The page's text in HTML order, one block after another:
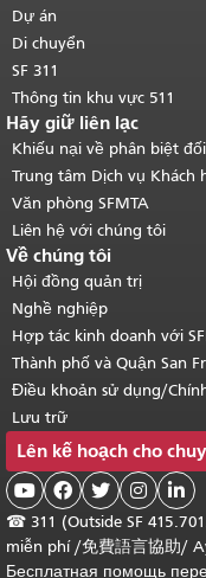
chính.
Dự án
Di chuyển
SF 311
Thông tin khu vực 511
Hãy giữ liên lạc
Khiếu nại về phân biệt
Trung tâm Dịch vụ Khách
Văn phòng SFMTA
Liên hệ với chúng tôi
Về chúng tôi
Hội đồng quản trị
Nghề nghiệp
Hợp tác kinh doanh với
Thành phố và Quận San
Điều khoản sử dụng/
Lưu trữ
Lên kế hoạch cho
    
☎ 311 (Outside SF
miễn phí /免費語言協助/
Бесплатная помощь